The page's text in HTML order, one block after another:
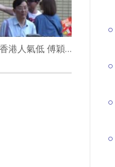
長留北京香港人氣低 傅穎行鬧市無乜人望